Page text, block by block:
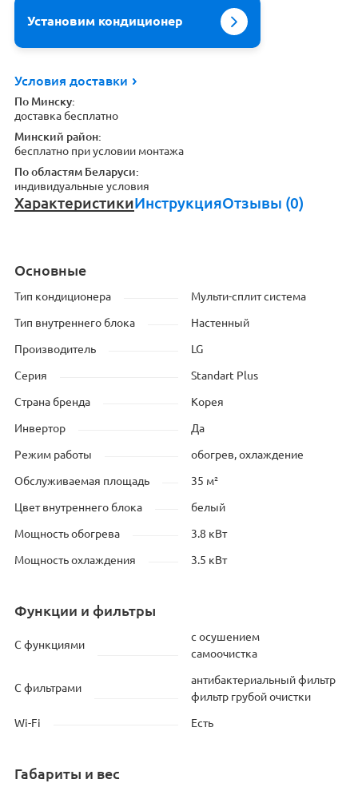
Установим кондиционер
Условия доставки
По Минску:
доставка бесплатно
Минский район:
бесплатно при условии монтажа
По областям Беларуси:
индивидуальные условия
ХарактеристикиИнструкцияОтзывы (0)
Основные
Тип кондиционера Мульти-сплит система
Тип внутреннего блока Настенный
Производитель LG
Серия Standart Plus
Страна бренда Корея
Инвертор Да
Режим работы обогрев, охлаждение
Обслуживаемая площадь 35 м²
Цвет внутреннего блока белый
Мощность обогрева 3.8 кВт
Мощность охлаждения 3.5 кВт
Функции и фильтры
С функциями
с осушением
самоочистка
С фильтрами
антибактериальный фильтр
фильтр грубой очистки
Wi-Fi Есть
Габариты и вес